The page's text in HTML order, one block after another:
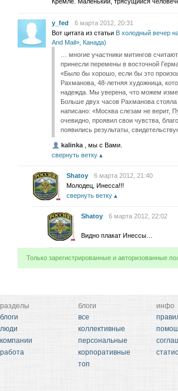
y_fed
6 марта 2012, 20:31
Вот цитата из статьи В холодный вечер
And Mail», Канада)
… многие участники митингов
принесли перемены в восточной
«Было бы хорошо, если бы это
Рахманова, 48-летняя художница,
надежда. Мы уверена, что можем
Больше двух часов Рахманова
написано: «Москва слезам не верит,
очевидно, проявил свои чувства,
появились результаты,
kalinka , мы с Вами.
свернуть ветку
Shatoy
6 марта 2012, 21:40
Молодец, Инесса!!!
свернуть ветку
Shatoy 6 марта 2012, 22:02
Видно плакат Инессы…
Только зарегистрированные и авторизованные
разделы
блоги
люди
компании
работа
блоги
все
коллективные
персональные
корпоративные
топ
инфо